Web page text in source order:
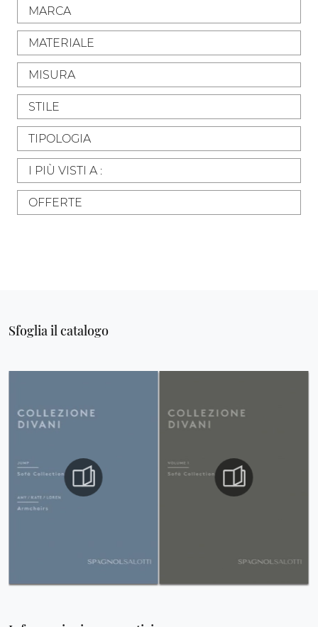
MARCA
MATERIALE
MISURA
STILE
TIPOLOGIA
I PIÙ VISTI A :
OFFERTE
Sfoglia il catalogo